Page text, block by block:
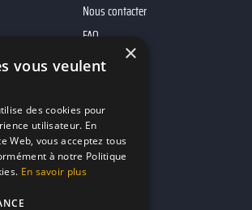
Nous contacter
FAQ
×
vous veulent
des cookies pour
utilisateur. En
Web, vous acceptez tous
à notre Politique
En savoir plus